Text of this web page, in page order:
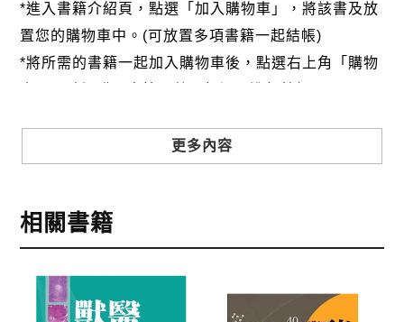
*進入書籍介紹頁，點選「加入購物車」，將該書及放
置您的購物車中。(可放置多項書籍一起結帳)
*將所需的書籍一起加入購物車後，點選右上角「購物
2.銀行轉帳:選擇銀行轉帳時，請填寫您的銀行帳號後
五碼，並於三日內完成匯款，以利核銷作業。
3.郵局劃撥: 選擇郵局劃撥時，請於三日內至郵局填寫
劃撥單，匯款者大名請填寫跟訂購者大名一致，以利
更多內容
相關書籍